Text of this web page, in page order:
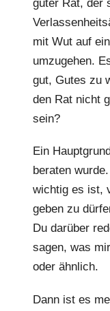
guter Rat, der
mit Wut auf
umzugehen.
gut, Gutes zu
den Rat nicht
sein?
Ein
beraten
wichtig es ist,
geben zu
Du darüber
sagen, was
oder ähnlich.
Dann ist es